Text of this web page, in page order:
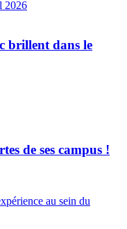
brillent dans le
de ses campus !